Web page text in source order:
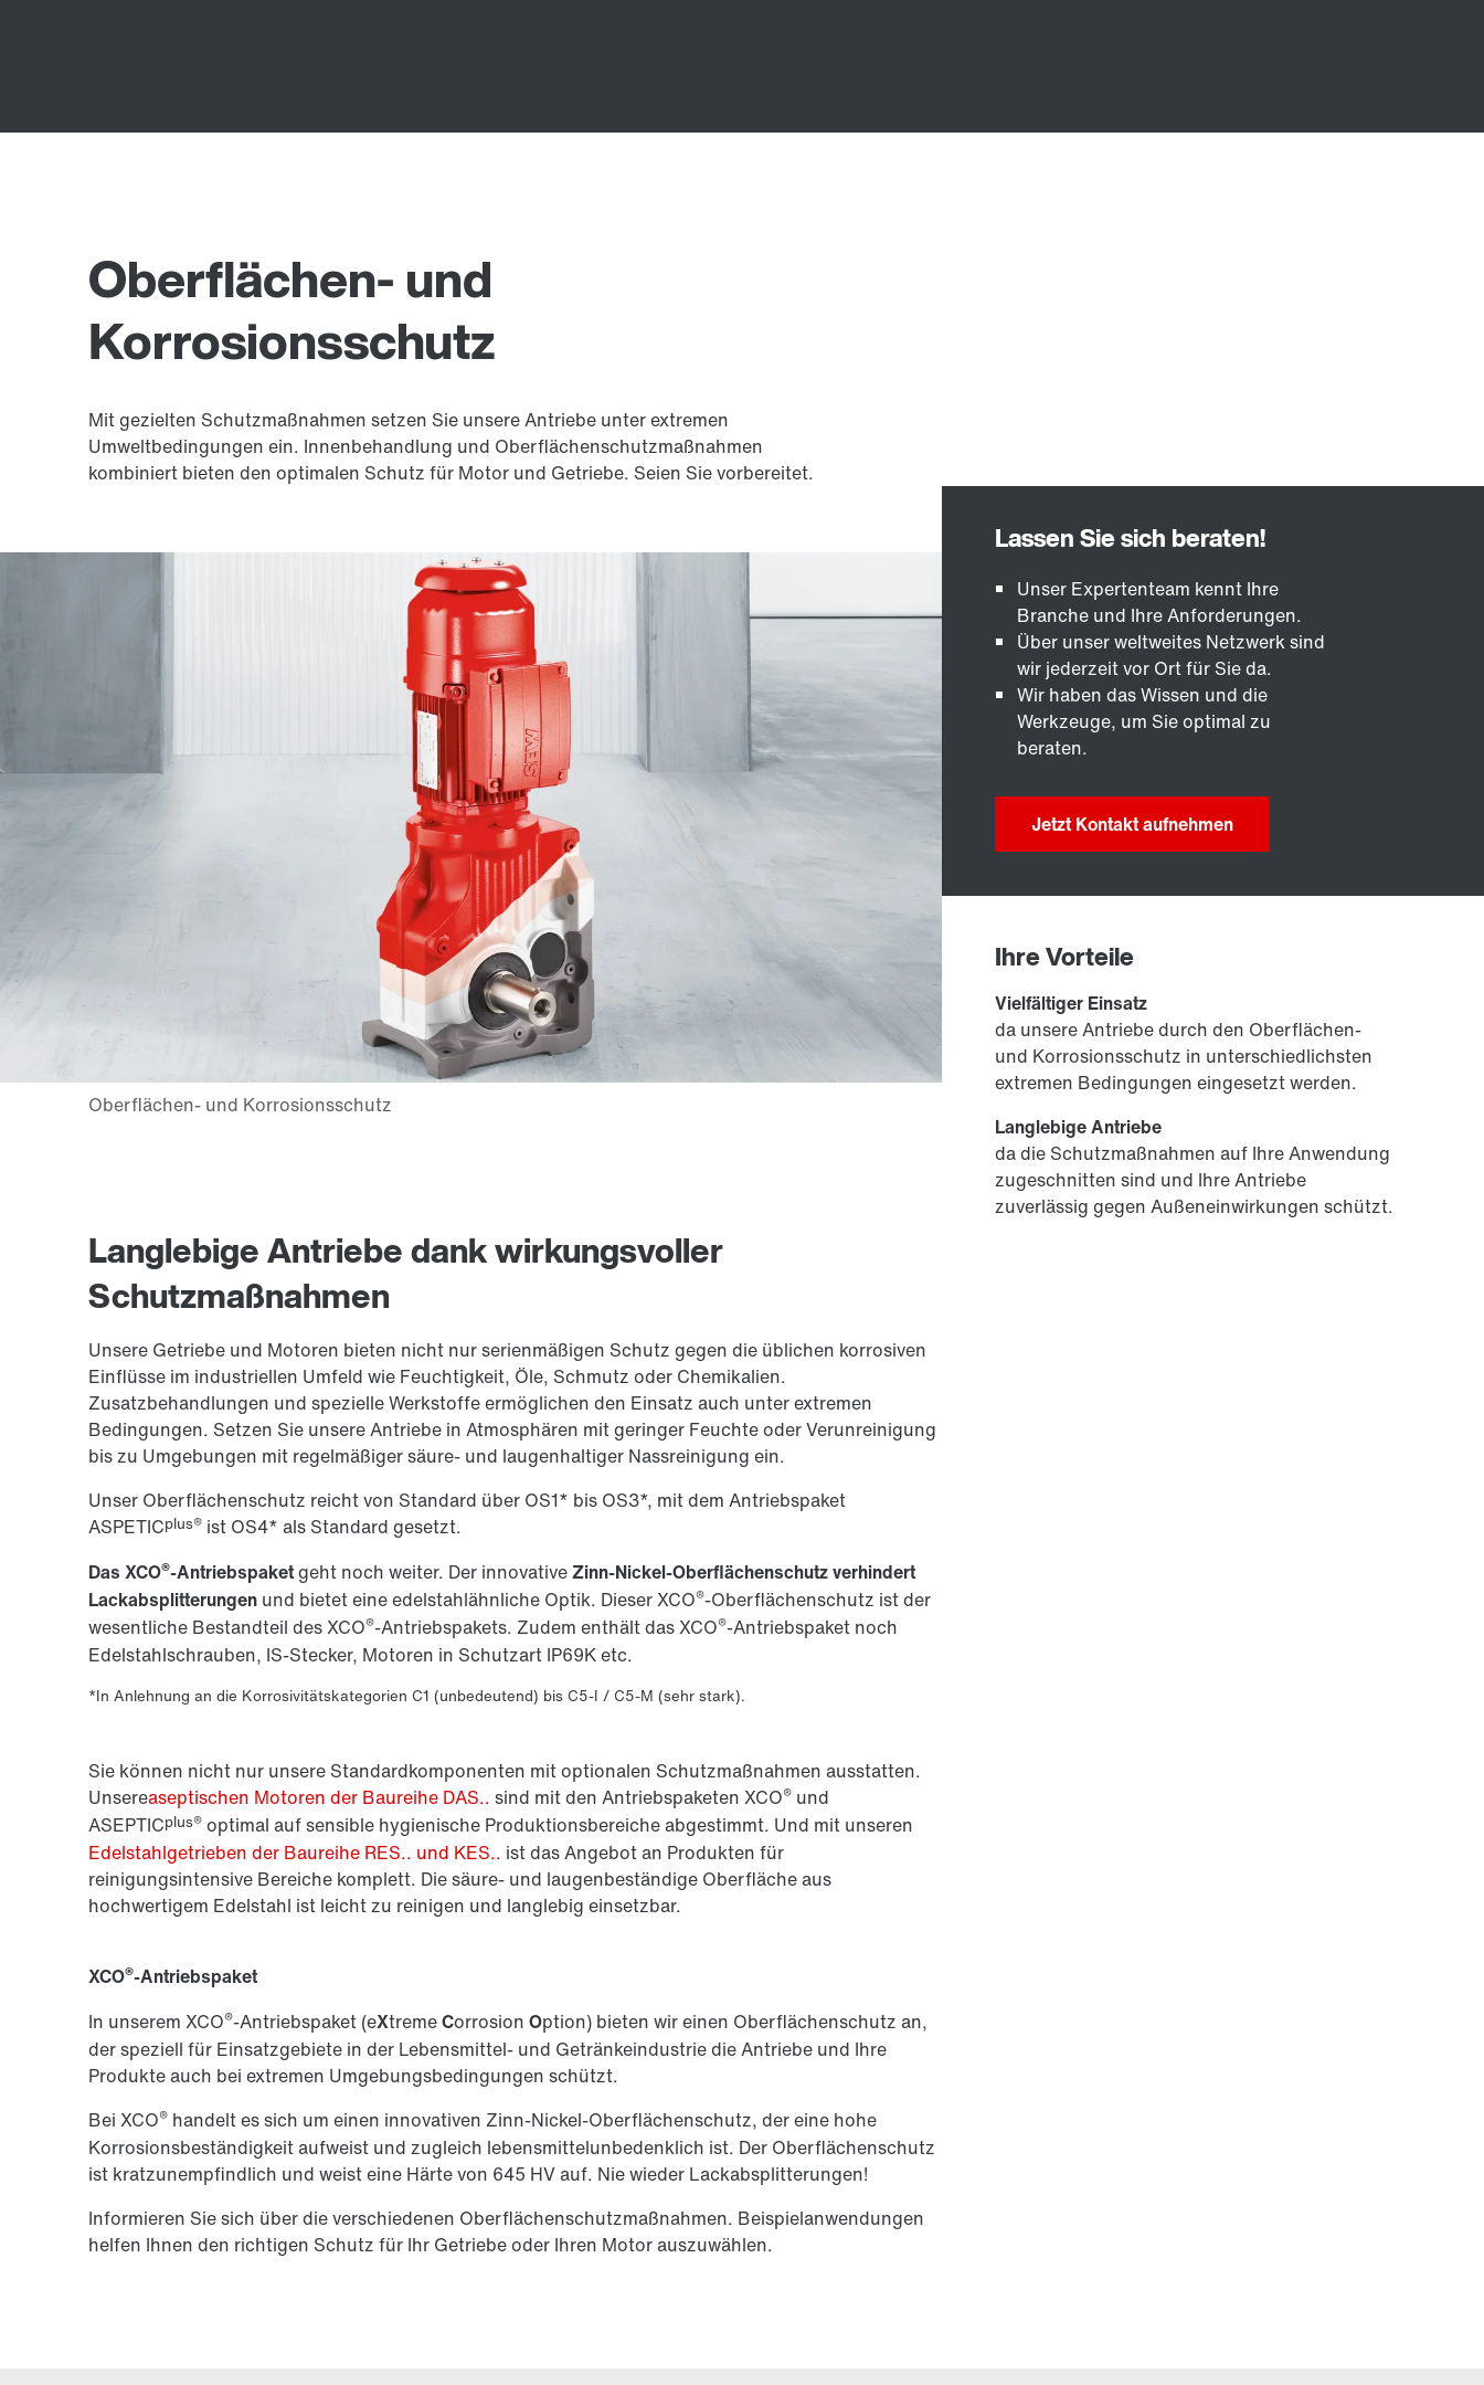
Oberflächen- und
Korrosionsschutz
Mit gezielten Schutzmaßnahmen setzen Sie unsere Antriebe unter extremen
Umweltbedingungen ein. Innenbehandlung und Oberflächenschutzmaßnahmen
kombiniert bieten den optimalen Schutz für Motor und Getriebe. Seien Sie vorbereitet.
Langlebige Antriebe dank wirkungsvoller
Schutzmaßnahmen
Unsere Getriebe und Motoren bieten nicht nur serienmäßigen Schutz gegen die üblichen korrosiven
Einflüsse im industriellen Umfeld wie Feuchtigkeit, Öle, Schmutz oder Chemikalien.
Zusatzbehandlungen und spezielle Werkstoffe ermöglichen den Einsatz auch unter extremen
Bedingungen. Setzen Sie unsere Antriebe in Atmosphären mit geringer Feuchte oder Verunreinigung
bis zu Umgebungen mit regelmäßiger säure- und laugenhaltiger Nassreinigung ein.
Unser Oberflächenschutz reicht von Standard über OS1* bis OS3*, mit dem Antriebspaket
ASPETICplus® ist OS4* als Standard gesetzt.
Das XCO®-Antriebspaketgeht noch weiter. Der innovativeZinn-Nickel-Oberflächenschutz verhindert
Lackabsplitterungen und bietet eine edelstahlähnliche Optik. Dieser XCO®-Oberflächenschutz ist der
wesentliche Bestandteil des XCO®-Antriebspakets. Zudem enthält das XCO®-Antriebspaket noch
Edelstahlschrauben, IS-Stecker, Motoren in Schutzart IP69K etc.
*In Anlehnung an die Korrosivitätskategorien C1 (unbedeutend) bis C5-I / C5-M (sehr stark).
Sie können nicht nur unsere Standardkomponenten mit optionalen Schutzmaßnahmen ausstatten.
Unsereaseptischen Motoren der Baureihe DAS.. sind mit den Antriebspaketen XCO® und
ASEPTICplus® optimal auf sensible hygienische Produktionsbereiche abgestimmt. Und mit unseren
Edelstahlgetrieben der Baureihe RES.. und KES.. ist das Angebot an Produkten für
reinigungsintensive Bereiche komplett. Die säure- und laugenbeständige Oberfläche aus
hochwertigem Edelstahl ist leicht zu reinigen und langlebig einsetzbar.
XCO®-Antriebspaket
In unserem XCO®-Antriebspaket (eXtremeCorrosion Option) bieten wir einen Oberflächenschutz an,
der speziell für Einsatzgebiete in der Lebensmittel- und Getränke­industrie die Antriebe und Ihre
Produkte auch bei extremen Umgebungsbedingungen schützt.
Bei XCO® handelt es sich um einen innovativen Zinn-Nickel-Oberflächenschutz, der eine hohe
Korrosionsbeständigkeit aufweist und zugleich lebensmittelunbedenklich ist. Der Oberflächenschutz
ist kratzunempfindlich und weist eine Härte von 645 HV auf. Nie wieder Lackabsplitterungen!
Informieren Sie sich über die verschiedenen Oberflächenschutzmaßnahmen. Beispielanwendungen
helfen Ihnen den richtigen Schutz für Ihr Getriebe oder Ihren Motor auszuwählen.
Unser Expertenteam kennt Ihre
Branche und Ihre Anforderungen.
Über unser weltweites Netzwerk sind
wir jederzeit vor Ort für Sie da.
Wir haben das Wissen und die
Werkzeuge, um Sie optimal zu
beraten.
Jetzt Kontakt aufnehmen
Ihre Vorteile
Vielfältiger Einsatz
da unsere Antriebe durch den Oberflächen-
und Korrosionsschutz in unterschiedlichsten
extremen Bedingungen eingesetzt werden.
Langlebige Antriebe
da die Schutzmaßnahmen auf Ihre Anwendung
zugeschnitten sind und Ihre Antriebe
zuverlässig gegen Außeneinwirkungen schützt.